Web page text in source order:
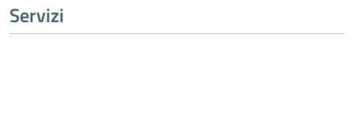
Servizi